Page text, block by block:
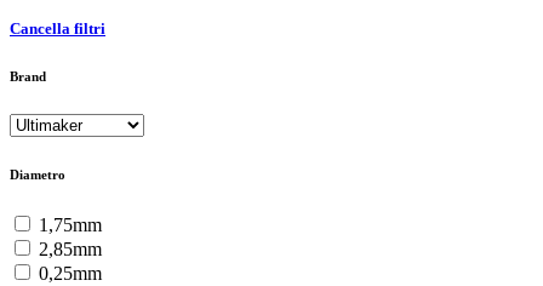
Cancella filtri
Brand
Diametro
1,75mm
2,85mm
0,25mm